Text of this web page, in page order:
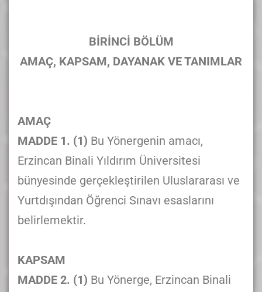
BİRİNCİ BÖLÜM
AMAÇ, KAPSAM, DAYANAK VE TANIMLAR
AMAÇ
MADDE 1. (1) Bu Yönergenin amacı,
Erzincan Binali Yıldırım Üniversitesi
bünyesinde gerçekleştirilen Uluslararası ve
Yurtdışından Öğrenci Sınavı esaslarını
belirlemektir.
KAPSAM
MADDE 2. (1) Bu Yönerge, Erzincan Binali